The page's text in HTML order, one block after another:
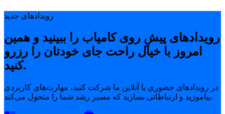
رویدادهای جدید
رویدادهای پیشِ روی کامیاب را ببینید و همین
امروز با خیال راحت جای خودتان را رزرو
کنید.
در رویدادهای حضوری یا آنلاین ما شرکت کنید، مهارت‌های کاربردی
بیاموزید و ارتباطاتی بسازید که مسیر رشد شما را متحول می‌کند.